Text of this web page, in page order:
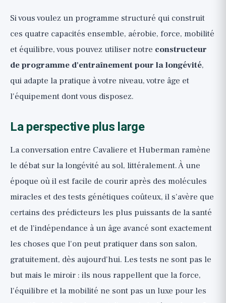
Si vous voulez un programme structuré qui construit
ces quatre capacités ensemble, aérobie, force, mobilité
et équilibre, vous pouvez utiliser notre constructeur
de programme d'entraînement pour la longévité,
qui adapte la pratique à votre niveau, votre âge et
l'équipement dont vous disposez.
La perspective plus large
La conversation entre Cavaliere et Huberman ramène
le débat sur la longévité au sol, littéralement. À une
époque où il est facile de courir après des molécules
miracles et des tests génétiques coûteux, il s'avère que
certains des prédicteurs les plus puissants de la santé
et de l'indépendance à un âge avancé sont exactement
les choses que l'on peut pratiquer dans son salon,
gratuitement, dès aujourd'hui. Les tests ne sont pas le
but mais le miroir : ils nous rappellent que la force,
l'équilibre et la mobilité ne sont pas un luxe pour les